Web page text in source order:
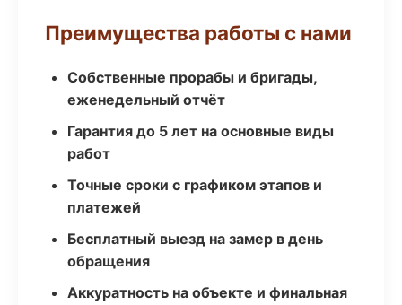
Преимущества работы с нами
Собственные прорабы и бригады,
еженедельный отчёт
Гарантия до 5 лет на основные виды
работ
Точные сроки с графиком этапов и
платежей
Бесплатный выезд на замер в день
обращения
Аккуратность на объекте и финальная